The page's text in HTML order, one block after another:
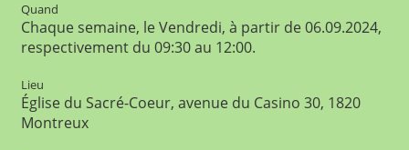
Quand
Chaque semaine, le Vendredi, à partir de 06.09.2024,
respectivement du 09:30 au 12:00.
Lieu
Église du Sacré-Coeur, avenue du Casino 30, 1820
Montreux